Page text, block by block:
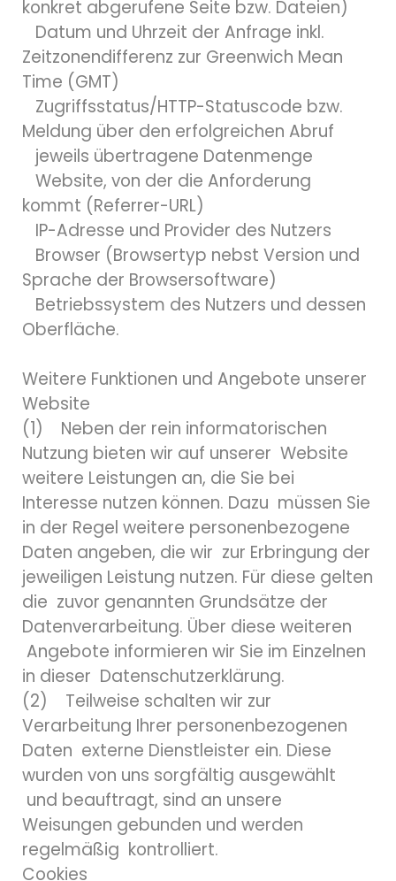
konkret abgerufene Seite bzw. Dateien)
Datum und Uhrzeit der Anfrage inkl.
Zeitzonendifferenz zur Greenwich Mean
Time (GMT)
Zugriffsstatus/HTTP-Statuscode bzw.
Meldung über den erfolgreichen Abruf
jeweils übertragene Datenmenge
Website, von der die Anforderung
kommt (Referrer-URL)
IP-Adresse und Provider des Nutzers
Browser (Browsertyp nebst Version und
Sprache der Browsersoftware)
Betriebssystem des Nutzers und dessen
Oberfläche.
Weitere Funktionen und Angebote unserer
Website
(1) Neben der rein informatorischen
Nutzung bieten wir auf unserer Website
weitere Leistungen an, die Sie bei
Interesse nutzen können. Dazu müssen Sie
in der Regel weitere personenbezogene
Daten angeben, die wir zur Erbringung der
jeweiligen Leistung nutzen. Für diese gelten
die zuvor genannten Grundsätze der
Datenverarbeitung. Über diese weiteren
Angebote informieren wir Sie im Einzelnen
in dieser Datenschutzerklärung.
(2) Teilweise schalten wir zur
Verarbeitung Ihrer personenbezogenen
Daten externe Dienstleister ein. Diese
wurden von uns sorgfältig ausgewählt
und beauftragt, sind an unsere
Weisungen gebunden und werden
regelmäßig kontrolliert.
Cookies